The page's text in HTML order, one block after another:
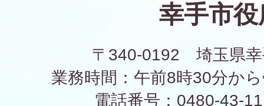
幸手市役
〒340-0192 埼玉県幸
業務時間：午前8時30分か
電話番号：0480-43-